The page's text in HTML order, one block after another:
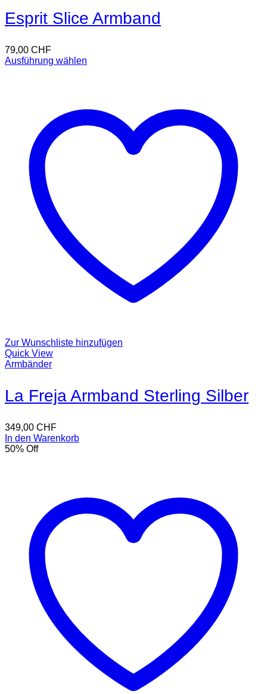
Esprit Slice Armband
79,00 CHF
Ausführung wählen
Zur Wunschliste hinzufügen
Quick View
Armbänder
La Freja Armband Sterling Silber
349,00 CHF
In den Warenkorb
50% Off